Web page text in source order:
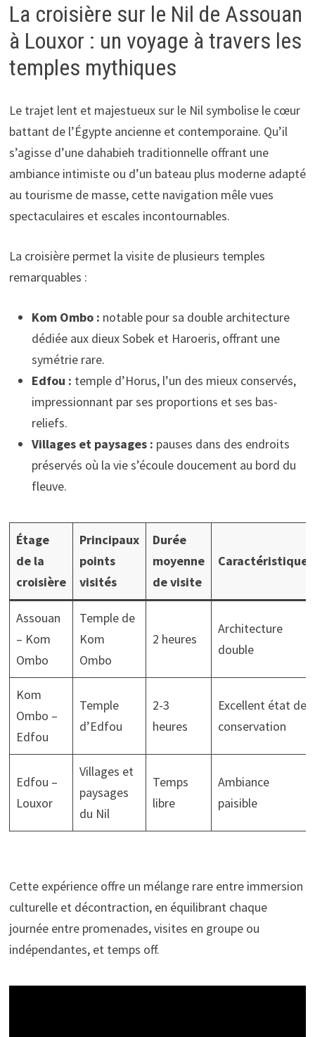
La croisière sur le Nil de Assouan
à Louxor : un voyage à travers les
temples mythiques
Le trajet lent et majestueux sur le Nil symbolise le cœur
battant de l’Égypte ancienne et contemporaine. Qu’il
s’agisse d’une dahabieh traditionnelle offrant une
ambiance intimiste ou d’un bateau plus moderne adapté
au tourisme de masse, cette navigation mêle vues
spectaculaires et escales incontournables.
La croisière permet la visite de plusieurs temples
remarquables :
Kom Ombo : notable pour sa double architecture
dédiée aux dieux Sobek et Haroeris, offrant une
symétrie rare.
Edfou : temple d’Horus, l’un des mieux conservés,
impressionnant par ses proportions et ses bas-
reliefs.
Villages et paysages : pauses dans des endroits
préservés où la vie s’écoule doucement au bord du
fleuve.
Étage
de la
croisière
Principaux
points
visités
Durée
moyenne
de visite
Caractéristique
Assouan
– Kom
Ombo
Temple de
Kom
Ombo
2 heures
Architecture
double
Kom
Ombo –
Edfou
Temple
d’Edfou
2-3
heures
Excellent état de
conservation
Edfou –
Louxor
Villages et
paysages
du Nil
Temps
libre
Ambiance
paisible
Cette expérience offre un mélange rare entre immersion
culturelle et décontraction, en équilibrant chaque
journée entre promenades, visites en groupe ou
indépendantes, et temps off.